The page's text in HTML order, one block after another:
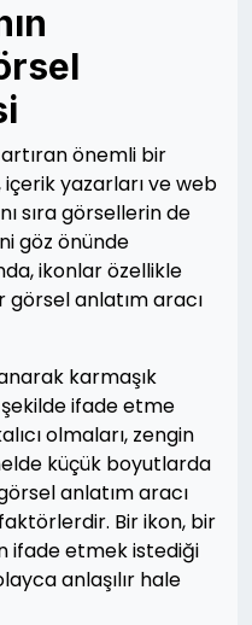
önemli bir
yazarları ve web
sıra görsellerin de
göz önünde
ikonlar özellikle
anlatım aracı
karmaşık
ifade etme
olmaları, zengin
küçük boyutlarda
anlatım aracı
Bir ikon, bir
ifade etmek istediği
anlaşılır hale